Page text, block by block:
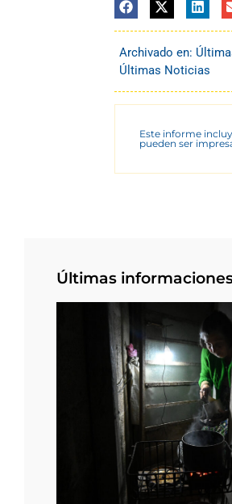
Archivado en:
Últimas Noticias
Este informe
pueden ser
Últimas